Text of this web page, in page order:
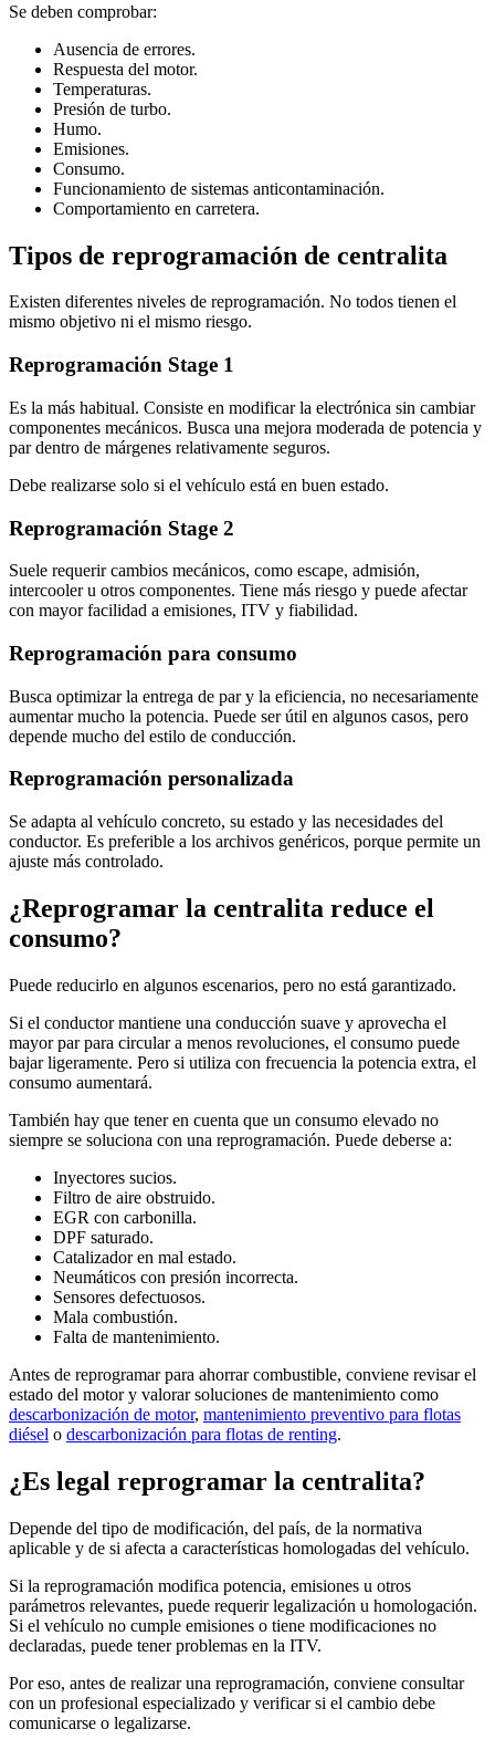
Se deben comprobar:
Ausencia de errores.
Respuesta del motor.
Temperaturas.
Presión de turbo.
Humo.
Emisiones.
Consumo.
Funcionamiento de sistemas anticontaminación.
Comportamiento en carretera.
Tipos de reprogramación de centralita
Existen diferentes niveles de reprogramación. No todos tienen el
mismo objetivo ni el mismo riesgo.
Reprogramación Stage 1
Es la más habitual. Consiste en modificar la electrónica sin cambiar
componentes mecánicos. Busca una mejora moderada de potencia y
par dentro de márgenes relativamente seguros.
Debe realizarse solo si el vehículo está en buen estado.
Reprogramación Stage 2
Suele requerir cambios mecánicos, como escape, admisión,
intercooler u otros componentes. Tiene más riesgo y puede afectar
con mayor facilidad a emisiones, ITV y fiabilidad.
Reprogramación para consumo
Busca optimizar la entrega de par y la eficiencia, no necesariamente
aumentar mucho la potencia. Puede ser útil en algunos casos, pero
depende mucho del estilo de conducción.
Reprogramación personalizada
Se adapta al vehículo concreto, su estado y las necesidades del
conductor. Es preferible a los archivos genéricos, porque permite un
ajuste más controlado.
¿Reprogramar la centralita reduce el
consumo?
Puede reducirlo en algunos escenarios, pero no está garantizado.
Si el conductor mantiene una conducción suave y aprovecha el
mayor par para circular a menos revoluciones, el consumo puede
bajar ligeramente. Pero si utiliza con frecuencia la potencia extra, el
consumo aumentará.
También hay que tener en cuenta que un consumo elevado no
siempre se soluciona con una reprogramación. Puede deberse a:
Inyectores sucios.
Filtro de aire obstruido.
EGR con carbonilla.
DPF saturado.
Catalizador en mal estado.
Neumáticos con presión incorrecta.
Sensores defectuosos.
Mala combustión.
Falta de mantenimiento.
Antes de reprogramar para ahorrar combustible, conviene revisar el
estado del motor y valorar soluciones de mantenimiento como
descarbonización de motor, mantenimiento preventivo para flotas
diésel o descarbonización para flotas de renting.
¿Es legal reprogramar la centralita?
Depende del tipo de modificación, del país, de la normativa
aplicable y de si afecta a características homologadas del vehículo.
Si la reprogramación modifica potencia, emisiones u otros
parámetros relevantes, puede requerir legalización u homologación.
Si el vehículo no cumple emisiones o tiene modificaciones no
declaradas, puede tener problemas en la ITV.
Por eso, antes de realizar una reprogramación, conviene consultar
con un profesional especializado y verificar si el cambio debe
comunicarse o legalizarse.